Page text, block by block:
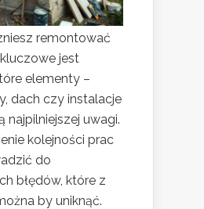
remontować
, kluczowe jest
elementy –
dach czy instalacje
najpilniejszej uwagi.
kolejności prac
do
błędów, które z
by uniknąć.